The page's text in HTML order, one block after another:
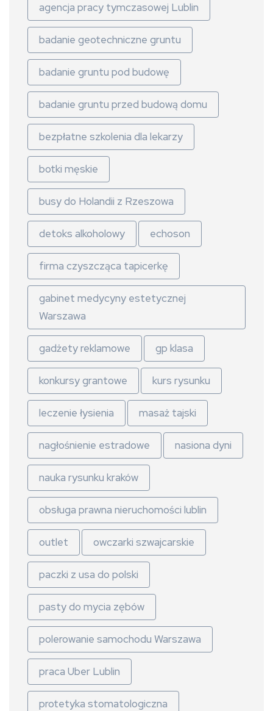
agencja pracy tymczasowej Lublin
badanie geotechniczne gruntu
badanie gruntu pod budowę
badanie gruntu przed budową domu
bezpłatne szkolenia dla lekarzy
botki męskie
busy do Holandii z Rzeszowa
detoks alkoholowy echoson
firma czyszcząca tapicerkę
gabinet medycyny estetycznej
Warszawa
gadżety reklamowe gp klasa
konkursy grantowe kurs rysunku
leczenie łysienia masaż tajski
nagłośnienie estradowe nasiona dyni
nauka rysunku kraków
obsługa prawna nieruchomości lublin
outlet owczarki szwajcarskie
paczki z usa do polski
pasty do mycia zębów
polerowanie samochodu Warszawa
praca Uber Lublin
protetyka stomatologiczna